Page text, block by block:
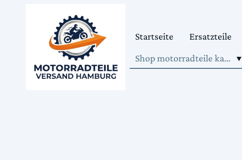
Startseite Ersatzteile
Shop motorradteile kaufen